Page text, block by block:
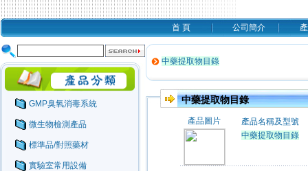
首 頁 公司簡介
GMP臭氧消毒系統
微生物檢測產品
標準品/對照藥材
實驗室常用設備
中藥提取物目錄
中藥提取物目錄
產品圖片
產品名稱及型號
中藥提取物目錄